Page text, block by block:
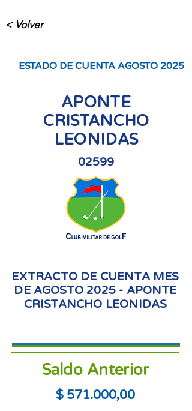
< Volver
ESTADO DE CUENTA AGOSTO 2025
APONTE
CRISTANCHO
LEONIDAS
02599
EXTRACTO DE CUENTA MES
DE AGOSTO 2025 - APONTE
CRISTANCHO LEONIDAS
Saldo Anterior
$ 571.000,00